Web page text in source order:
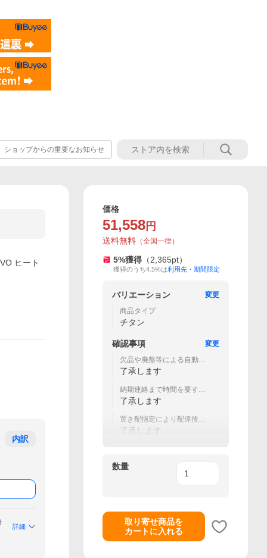
ショップからの重要なお知らせ
ヒート
内訳
詳細
価格
51,558 円
送料無料 （全国一律）
5%獲得 （2,365pt）
獲得のうち4.5%は利用先・期間限定
バリエーション
変更
商品タイプ
チタン
確認事項
変更
欠品や廃盤等による自動キ
ャンセルの可能性がある
了承します
納期連絡まで時間を要する
可能性がある
了承します
置き配指定により配達後紛
失があった場合は保証無し
了承します
数量
取り寄せ商品を
カートに入れる